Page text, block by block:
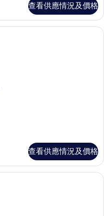
查看供應情況及價格
查看供應情況及價格